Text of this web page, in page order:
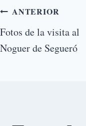
ANTERIOR
Fotos de la visita al
Noguer de Segueró